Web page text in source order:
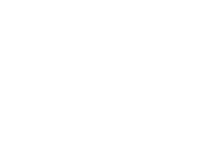
d’avoir une bonne